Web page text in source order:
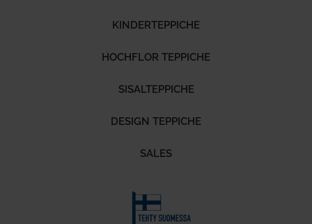
KINDERTEPPICHE
HOCHFLOR TEPPICHE
SISALTEPPICHE
DESIGN TEPPICHE
SALES